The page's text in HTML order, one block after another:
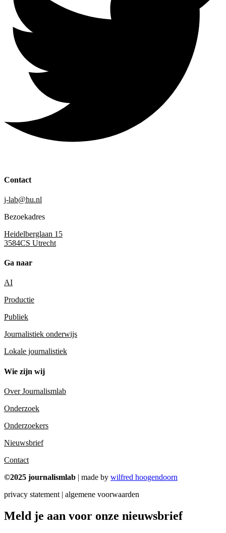
Contact
j-lab@hu.nl
Bezoekadres
Heidelberglaan 15
3584CS Utrecht
Ga naar
AI
Productie
Publiek
Journalistiek onderwijs
Lokale journalistiek
Wie zijn wij
Over Journalismlab
Onderzoek
Onderzoekers
Nieuwsbrief
Contact
©2025 journalismlab | made by wilfred hoogendoorn
privacy statement | algemene voorwaarden
Meld je aan voor onze nieuwsbrief